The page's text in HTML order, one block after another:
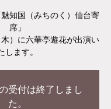
知国（みちのく）仙台寄
席」
）に六華亭遊花が出演い
します。
受付は終了しまし
た。